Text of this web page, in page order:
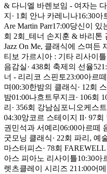
& 다니엘 바렌보임 - 여자는
지 · 1회 안나 카레니나16:30아
Are Martin Parr17:00당신이 있
회 2회_테너 손지훈 & 바리톤
Jazz On Me, 클래식에 스며든
티보 가르시아 : 기타 리사이틀
음감실· 438회 축제의 선율5
너 - 리리코 스핀토23:00아르
며00:30한밤의 클래식· 12회
밤01:00나흐트무지크· 106회
리 · 356회 강남심포니오케스
04:30앙코르 스테이지 II· 97회
권민석과 서예리 06:00아르떼
굿모닝 클래식· 22회 파리, 예
마스터피스· 78회
아스 피아노 리사이틀10:30아
렛츠클레이 시리즈 211:00어